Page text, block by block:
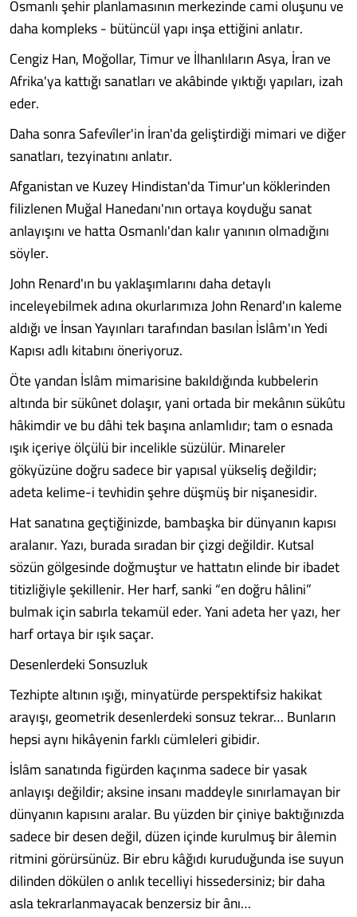
Osmanlı şehir planlamasının merkezinde cami oluşunu ve
daha kompleks - bütüncül yapı inşa ettiğini anlatır.
Cengiz Han, Moğollar, Timur ve İlhanlıların Asya, İran ve
Afrika'ya kattığı sanatları ve akâbinde yıktığı yapıları, izah
eder.
Daha sonra Safevîler'in İran'da geliştirdiği mimari ve diğer
sanatları, tezyinatını anlatır.
Afganistan ve Kuzey Hindistan'da Timur'un köklerinden
filizlenen Muğal Hanedanı'nın ortaya koyduğu sanat
anlayışını ve hatta Osmanlı'dan kalır yanının olmadığını
söyler.
John Renard'ın bu yaklaşımlarını daha detaylı
inceleyebilmek adına okurlarımıza John Renard'ın kaleme
aldığı ve İnsan Yayınları tarafından basılan İslâm'ın Yedi
Kapısı adlı kitabını öneriyoruz.
Öte yandan İslâm mimarisine bakıldığında kubbelerin
altında bir sükûnet dolaşır, yani ortada bir mekânın sükûtu
hâkimdir ve bu dâhi tek başına anlamlıdır; tam o esnada
ışık içeriye ölçülü bir incelikle süzülür. Minareler
gökyüzüne doğru sadece bir yapısal yükseliş değildir;
adeta kelime-i tevhidin şehre düşmüş bir nişanesidir.
Hat sanatına geçtiğinizde, bambaşka bir dünyanın kapısı
aralanır. Yazı, burada sıradan bir çizgi değildir. Kutsal
sözün gölgesinde doğmuştur ve hattatın elinde bir ibadet
titizliğiyle şekillenir. Her harf, sanki “en doğru hâlini”
bulmak için sabırla tekamül eder. Yani adeta her yazı, her
harf ortaya bir ışık saçar.
Desenlerdeki Sonsuzluk
Tezhipte altının ışığı, minyatürde perspektifsiz hakikat
arayışı, geometrik desenlerdeki sonsuz tekrar… Bunların
hepsi aynı hikâyenin farklı cümleleri gibidir.
İslâm sanatında figürden kaçınma sadece bir yasak
anlayışı değildir; aksine insanı maddeyle sınırlamayan bir
dünyanın kapısını aralar. Bu yüzden bir çiniye baktığınızda
sadece bir desen değil, düzen içinde kurulmuş bir âlemin
ritmini görürsünüz. Bir ebru kâğıdı kuruduğunda ise suyun
dilinden dökülen o anlık tecelliyi hissedersiniz; bir daha
asla tekrarlanmayacak benzersiz bir ânı…